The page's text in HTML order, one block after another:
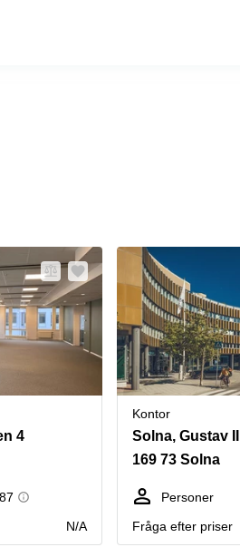
4
87
N/A
Kontor
Solna, Gustav
169 73 Solna
Personer
Fråga efter priser